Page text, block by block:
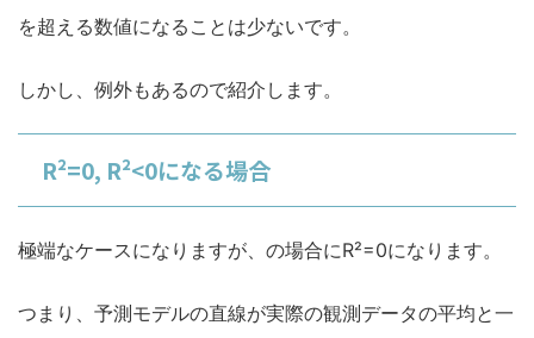
を超える数値になることは少ないです。
しかし、例外もあるので紹介します。
R²=0, R²<0になる場合
極端なケースになりますが、の場合にR²=0になります。
つまり、予測モデルの直線が実際の観測データの平均と一